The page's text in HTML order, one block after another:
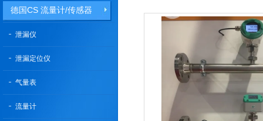
德国CS 流量计/传感器
泄漏仪
泄漏定位仪
气量表
流量计